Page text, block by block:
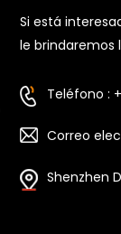
Si está
le brindaremos
Teléfono :
Correo
Shenzhen